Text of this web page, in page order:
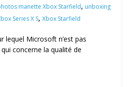
manette Xbox Starfield, unboxing
Series X S, Xbox Starfield
lequel Microsoft n’est pas
concerne la qualité de